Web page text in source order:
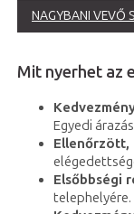
NAGYBANI VEVŐ
Mit nyerhet az
Egyedi
Ellenőrzött,
Elsőbbségi
telephelyére.